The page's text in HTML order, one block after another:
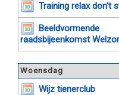
Training relax don't
Beeldvormende
raadsbijeenkomst
Woensdag
Wijz tienerclub